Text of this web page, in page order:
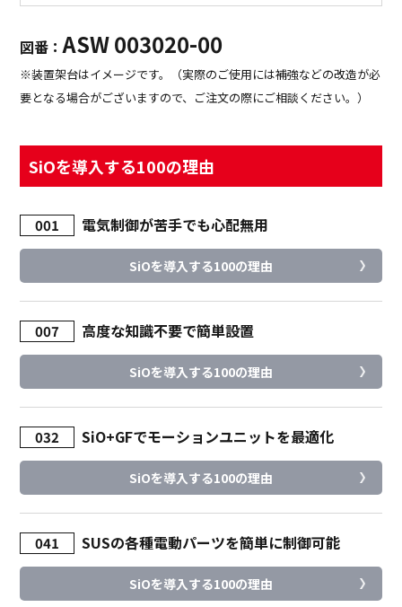
図番：ASW 003020-00
※装置架台はイメージです。（実際のご使用には補強などの改造が必
要となる場合がございますので、ご注文の際にご相談ください。）
SiOを導入する100の理由
001 電気制御が苦手でも心配無用
SiOを導入する100の理由
007 高度な知識不要で簡単設置
SiOを導入する100の理由
032 SiO+GFでモーションユニットを最適化
SiOを導入する100の理由
041 SUSの各種電動パーツを簡単に制御可能
SiOを導入する100の理由